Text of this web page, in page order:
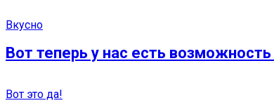
Вкусно
Вот теперь у нас есть
Вот это да!